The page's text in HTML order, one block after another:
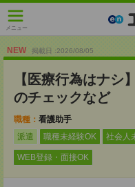
メニュー
NEW 掲載日 :2026/08/05
【医療行為はナシ
のチェックなど
職種： 看護助手
派遣
職種未経験OK 社会人
WEB登録・面接OK